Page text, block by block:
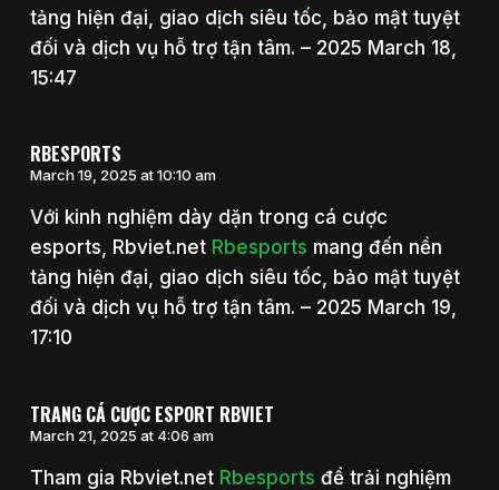
tảng hiện đại, giao dịch siêu tốc, bảo mật tuyệt
đối và dịch vụ hỗ trợ tận tâm. – 2025 March 18,
15:47
RBESPORTS
March 19, 2025 at 10:10 am
Với kinh nghiệm dày dặn trong cá cược
esports, Rbviet.net Rbesports mang đến nền
tảng hiện đại, giao dịch siêu tốc, bảo mật tuyệt
đối và dịch vụ hỗ trợ tận tâm. – 2025 March 19,
17:10
TRANG CÁ CƯỢC ESPORT RBVIET
March 21, 2025 at 4:06 am
Tham gia Rbviet.net Rbesports để trải nghiệm